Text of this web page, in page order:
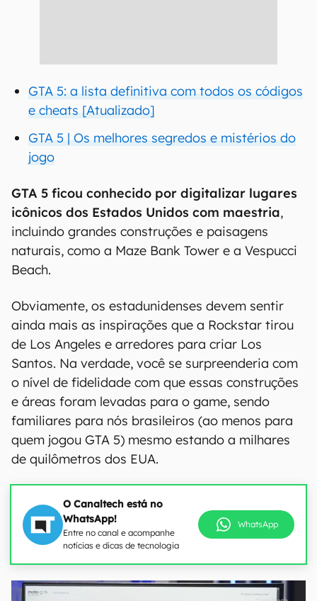
GTA 5: a lista definitiva com todos os códigos
e cheats [Atualizado]
GTA 5 | Os melhores segredos e mistérios do
jogo
GTA 5 ficou conhecido por digitalizar lugares
icônicos dos Estados Unidos com maestria,
incluindo grandes construções e paisagens
naturais, como a Maze Bank Tower e a Vespucci
Beach.
Obviamente, os estadunidenses devem sentir
ainda mais as inspirações que a Rockstar tirou
de Los Angeles e arredores para criar Los
Santos. Na verdade, você se surpreenderia com
o nível de fidelidade com que essas construções
e áreas foram levadas para o game, sendo
familiares para nós brasileiros (ao menos para
quem jogou GTA 5) mesmo estando a milhares
de quilômetros dos EUA.
O Canaltech está no
WhatsApp!
Entre no canal e acompanhe
notícias e dicas de tecnologia
WhatsApp